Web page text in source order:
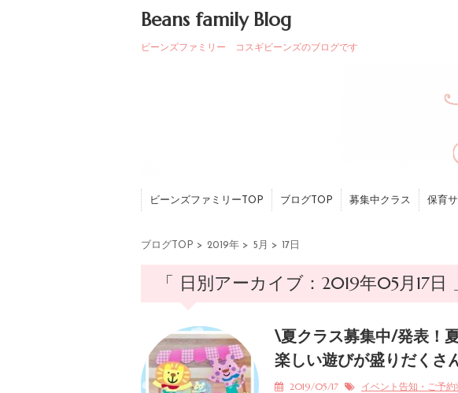
Beans family Blog
ビーンズファミリー コスギビーンズのブログです
ビーンズファミリーTOP ブログTOP 募集中クラス 保育
ブログTOP > 2019年 > 5月 > 17日
「 日別アーカイブ：2019年05月17日
\夏クラス募集中/発表！
楽しい遊びが盛りだくさ
2019/05/17 イベント告知・ご予